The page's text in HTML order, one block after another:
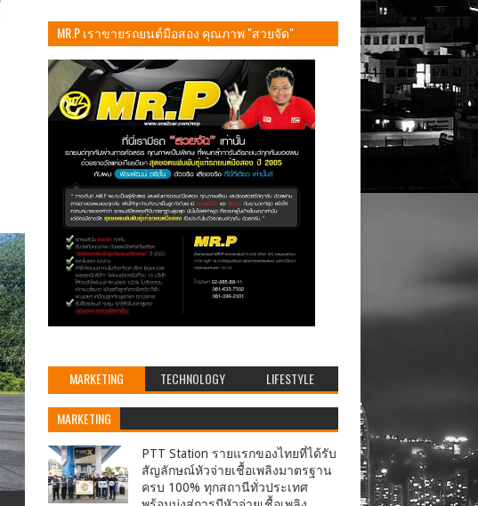
MR.P เราขายรถยนต์มือสอง คุณภาพ "สวยจัด"
MARKETING TECHNOLOGY LIFESTYLE
MARKETING
PTT Station รายแรกของไทยที่ได้รับ
สัญลักษณ์หัวจ่ายเชื้อเพลิงมาตรฐาน
ครบ 100% ทุกสถานีทั่วประเทศ